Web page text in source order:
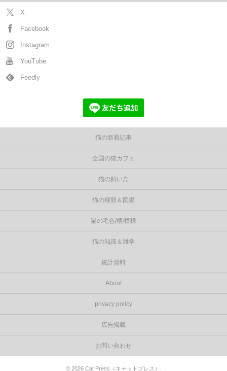
X
Facebook
Instagram
YouTube
Feedly
猫の新着記事
全国の猫カフェ
猫の飼い方
猫の種類＆図鑑
猫の毛色/柄/模様
猫の知識＆雑学
統計資料
About
privacy policy
広告掲載
お問い合わせ
© 2026 Cat Press（キャットプレス）